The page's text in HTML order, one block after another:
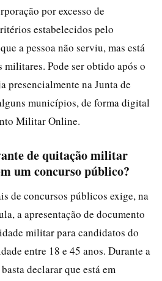
por excesso de
estabelecidos pelo
a pessoa não serviu, mas está
Pode ser obtido após o
presencialmente na Junta de
municípios, de forma digital
Militar Online.
de quitação militar
um concurso público?
de concursos públicos exige, na
a apresentação de documento
militar para candidatos do
entre 18 e 45 anos. Durante a
declarar que está em